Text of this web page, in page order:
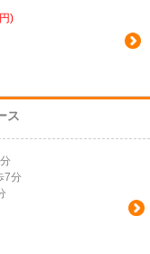
)
ス
7分